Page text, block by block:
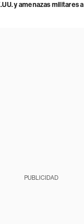
y amenazas militares a
PUBLICIDAD